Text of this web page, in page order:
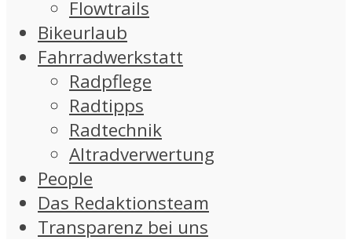
Flowtrails
Bikeurlaub
Fahrradwerkstatt
Radpflege
Radtipps
Radtechnik
Altradverwertung
People
Das Redaktionsteam
Transparenz bei uns